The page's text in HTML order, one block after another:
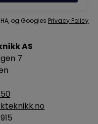
AS
7
og Googles Privacy Policy